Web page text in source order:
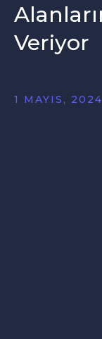
Veriyor
1 MAYIS, 2024